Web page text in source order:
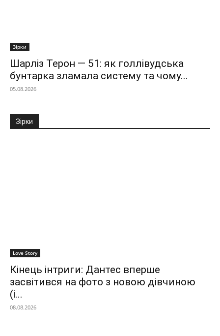
Зірки
Шарліз Терон — 51: як голлівудська
бунтарка зламала систему та чому...
05.08.2026
Зірки
Love Story
Кінець інтриги: Дантес вперше
засвітився на фото з новою дівчиною
(і...
08.08.2026